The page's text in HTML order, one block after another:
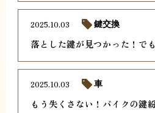
落とした鍵が見つかった！で
2025.10.03 鍵交換
もう失くさない！バイクの鍵
2025.10.03 車